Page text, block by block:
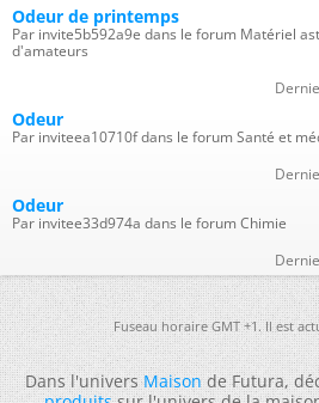
Odeur de printemps
Par invite5b592a9e dans le forum Matériel
d'amateurs
Odeur
Par inviteea10710f dans le forum Santé et
Odeur
Par invitee33d974a dans le forum Chimie
Fuseau horaire GMT +1. Il est
Dans l'universMaisonde Futura,